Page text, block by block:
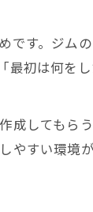
す。ジム
初は何を
してもら
すい環境が